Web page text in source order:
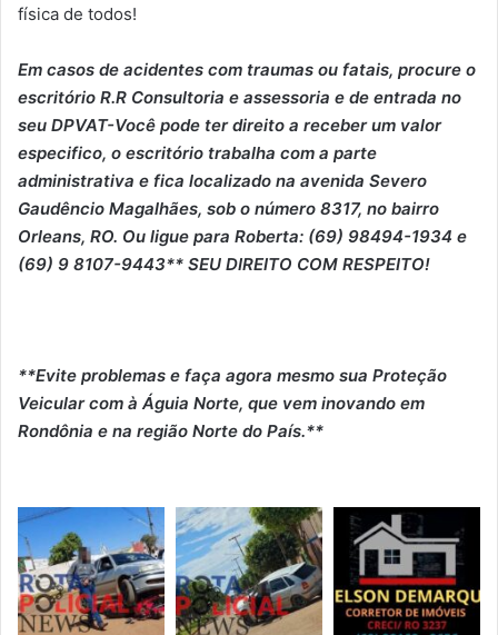
física de todos!
Em casos de acidentes com traumas ou fatais, procure o
escritório R.R Consultoria e assessoria e de entrada no
seu DPVAT-Você pode ter direito a receber um valor
especifico, o escritório trabalha com a parte
administrativa e fica localizado na avenida Severo
Gaudêncio Magalhães, sob o número 8317, no bairro
Orleans, RO. Ou ligue para Roberta: (69) 98494-1934 e
(69) 9 8107-9443** SEU DIREITO COM RESPEITO!
**Evite problemas e faça agora mesmo sua Proteção
Veicular com à Águia Norte, que vem inovando em
Rondônia e na região Norte do País.**